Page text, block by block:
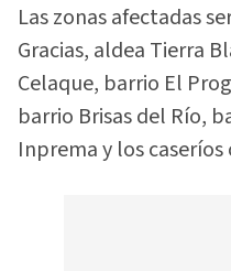
Las zonas afectadas
Gracias, aldea Tierra
Celaque, barrio El
barrio Brisas del Río,
Inprema y los caseríos